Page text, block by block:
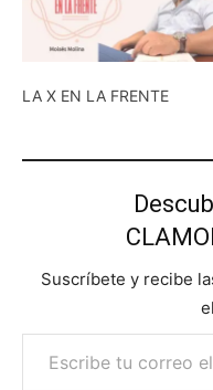
LA X EN LA FRENTE
Suscríbete y recibe
Escribe tu correo electrónico…